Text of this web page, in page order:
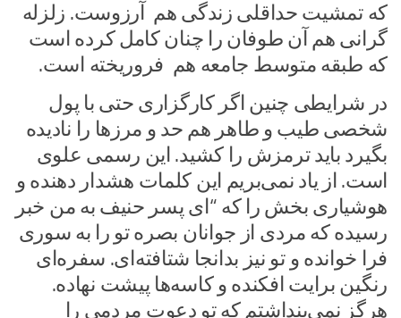
که تمشیت حداقلی زندگی هم آرزوست. زلزله
گرانی هم آن طوفان را چنان کامل کرده است
که طبقه متوسط جامعه هم فروریخته است.
در شرایطی چنین اگر کارگزاری حتی با پول
شخصی طیب و طاهر هم حد و مرزها را نادیده
بگیرد باید ترمزش را کشید. این رسمی علوی
است. از یاد نمی‌بریم این کلمات هشدار دهنده و
هوشیاری بخش را که “ای پسر حنیف به من خبر
رسیده که مردی از جوانان بصره تو را به سوری
فرا خوانده و تو نیز بدانجا شتافته‌ای. سفره‌ای
رنگین برایت افکنده و کاسه‌ها پیشت نهاده.
هرگز نمی‌پنداشتم که تو دعوت مردمی را